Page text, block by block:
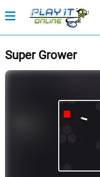
Super Grower